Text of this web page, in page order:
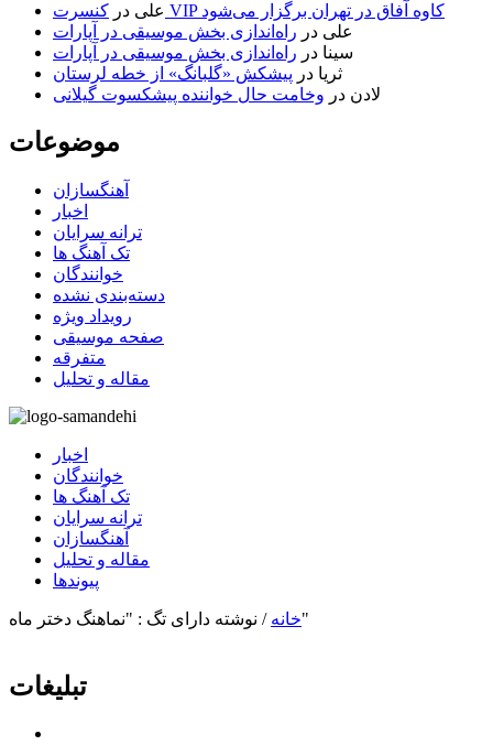
علی در
کنسرت VIP کاوه آفاق در تهران برگزار می‌شود
علی در راه‌اندازی بخش موسیقی در آپارات
سینا در راه‌اندازی بخش موسیقی در آپارات
ثریا در پیشکش «گلبانگ» از خطه لرستان
لادن در وخامت حال خواننده پیشکسوت گیلانی
موضوعات
آهنگسازان
اخبار
ترانه سرایان
تک آهنگ ها
خوانندگان
دسته‌بندی نشده
رویداد ویژه
صفحه موسیقی
متفرقه
مقاله و تحلیل
اخبار
خوانندگان
تک آهنگ ها
ترانه سرایان
آهنگسازان
مقاله و تحلیل
پیوندها
خانه / نوشته دارای تگ : "نماهنگ دختر ماه"
تبلیغات